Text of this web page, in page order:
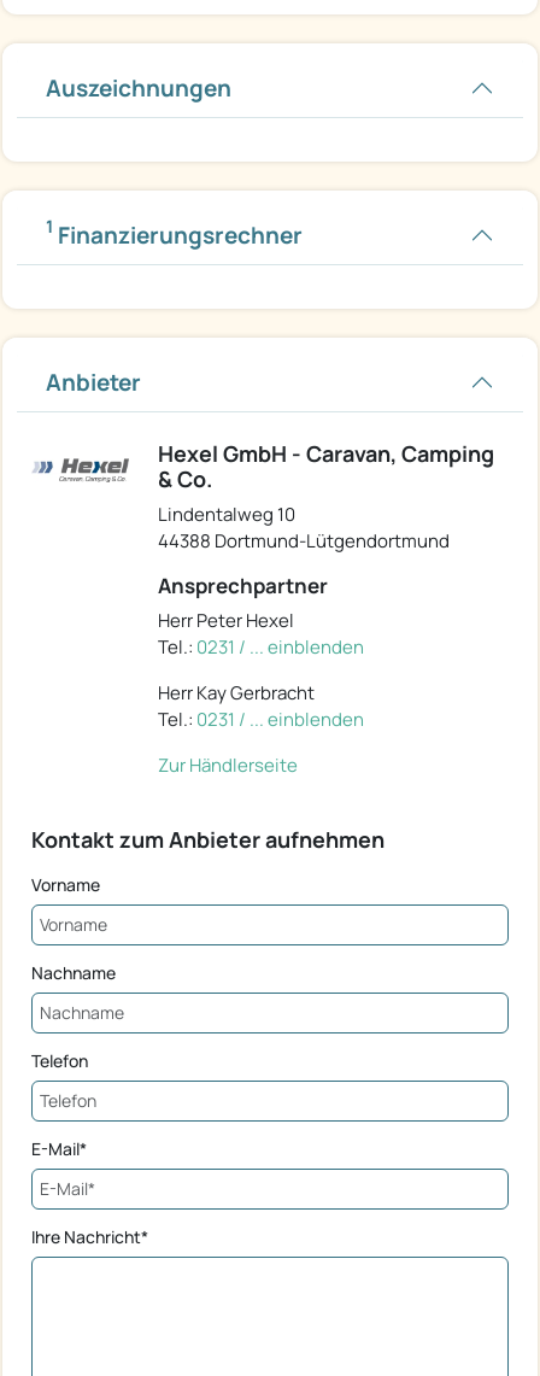
Auszeichnungen
1 Finanzierungsrechner
Anbieter
Hexel GmbH - Caravan, Camping
& Co.
Lindentalweg 10
44388 Dortmund-Lütgendortmund
Ansprechpartner
Herr Peter Hexel
Tel.: 0231 / ... einblenden
Herr Kay Gerbracht
Tel.: 0231 / ... einblenden
Zur Händlerseite
Kontakt zum Anbieter aufnehmen
Vorname
Nachname
Telefon
E-Mail*
Ihre Nachricht*